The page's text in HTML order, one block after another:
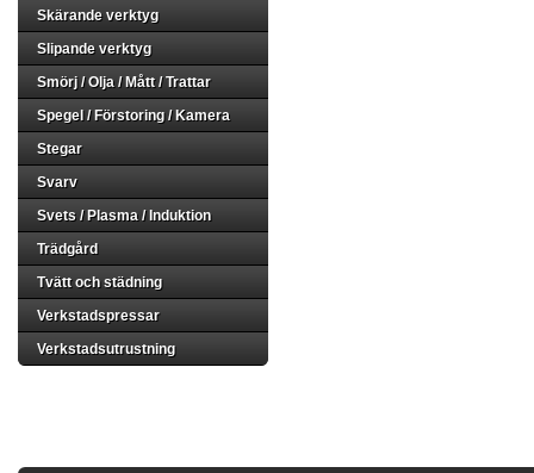
Skärande verktyg
Slipande verktyg
Smörj / Olja / Mått / Trattar
Spegel / Förstoring / Kamera
Stegar
Svarv
Svets / Plasma / Induktion
Trädgård
Tvätt och städning
Verkstadspressar
Verkstadsutrustning